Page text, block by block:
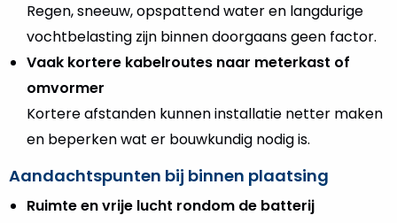
Regen, sneeuw, opspattend water en langdurige
vochtbelasting zijn binnen doorgaans geen factor.
Vaak kortere kabelroutes naar meterkast of
omvormer
Kortere afstanden kunnen installatie netter maken
en beperken wat er bouwkundig nodig is.
Aandachtspunten bij binnen plaatsing
Ruimte en vrije lucht rondom de batterij